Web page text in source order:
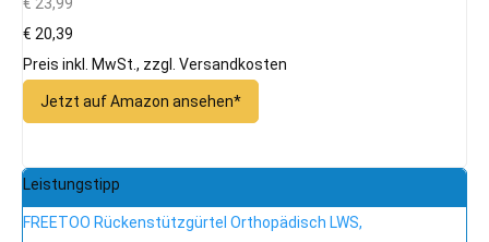
€ 20,39
Preis inkl. MwSt., zzgl. Versandkosten
Jetzt auf Amazon ansehen*
Leistungstipp
FREETOO Rückenstützgürtel Orthopädisch LWS,